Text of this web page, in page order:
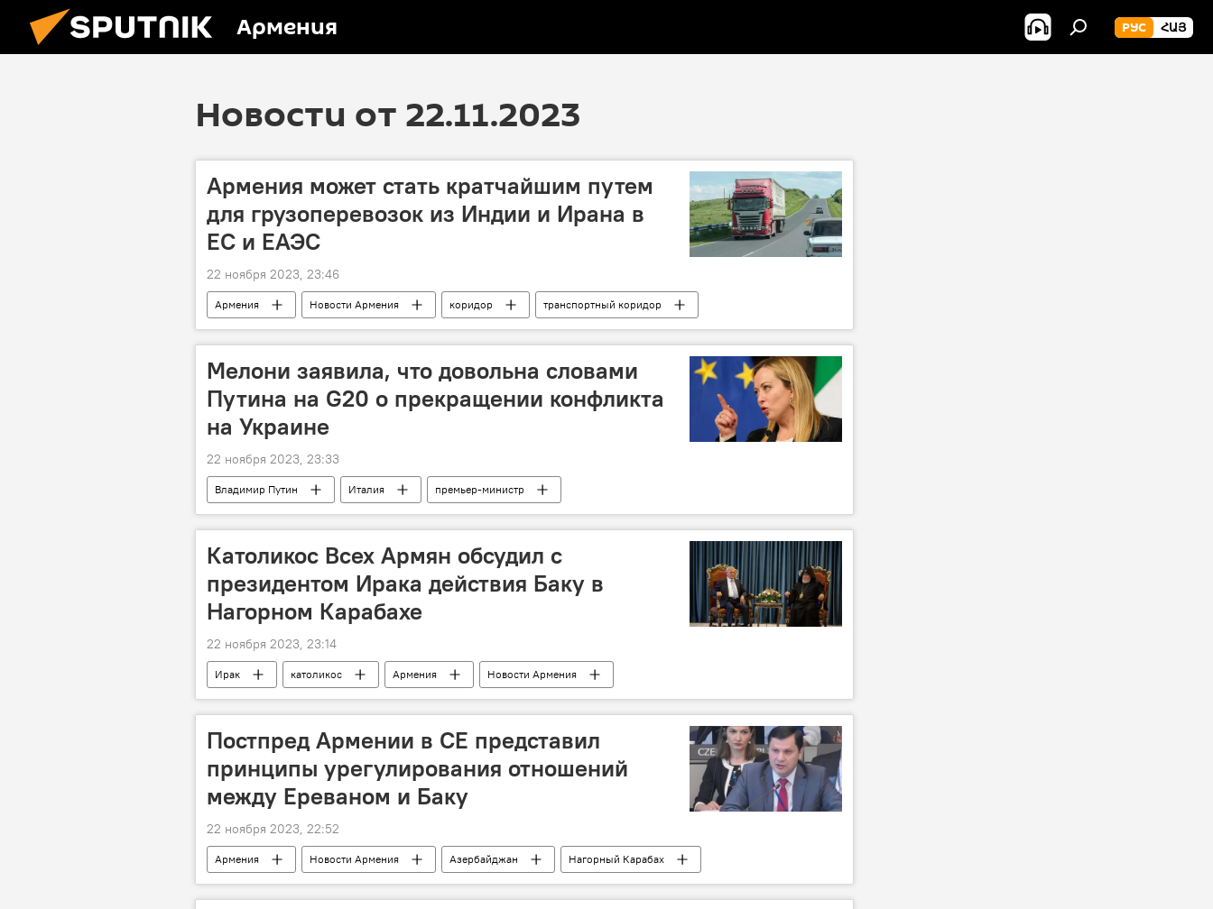
Армения РУС ՀԱՅ
Новости от 22.11.2023
Армения может стать кратчайшим путем
для грузоперевозок из Индии и Ирана в
ЕС и ЕАЭС
22 ноября 2023, 23:46
Армения Новости Армения коридор
транспортный коридор
логистика
Мелони заявила, что довольна словами
Путина на G20 о прекращении конфликта
на Украине
22 ноября 2023, 23:33
Владимир Путин Италия премьер-министр
Католикос Всех Армян обсудил с
президентом Ирака действия Баку в
Нагорном Карабахе
22 ноября 2023, 23:14
Ирак католикос Армения Новости Армения
Постпред Армении в СЕ представил
принципы урегулирования отношений
между Ереваном и Баку
22 ноября 2023, 22:52
Армения Новости Армения Азербайджан Нагорный Карабах